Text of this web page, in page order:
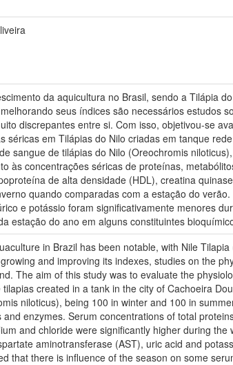
da aquicultura no Brasil, sendo a Tilápia
seus índices são necessários estudos
discrepantes entre si. Com isso, objetivou-se
séricas em Tilápias do Nilo criadas em tanque
sangue de tilápias do Nilo (Oreochromis
às concentrações séricas de proteínas,
de alta densidade (HDL), creatina
quando comparadas com a estação do
e potássio foram significativamente menores
estação do ano em alguns constituintes
in Brazil has been notable, with Nile
and improving its indexes, studies on the
The aim of this study was to evaluate the
created in a tank in the city of Cachoeira
niloticus), being 100 in winter and 100 in
enzymes. Serum concentrations of total
and chloride were significantly higher during
aminotransferase (AST), uric acid and
that there is influence of the season on some